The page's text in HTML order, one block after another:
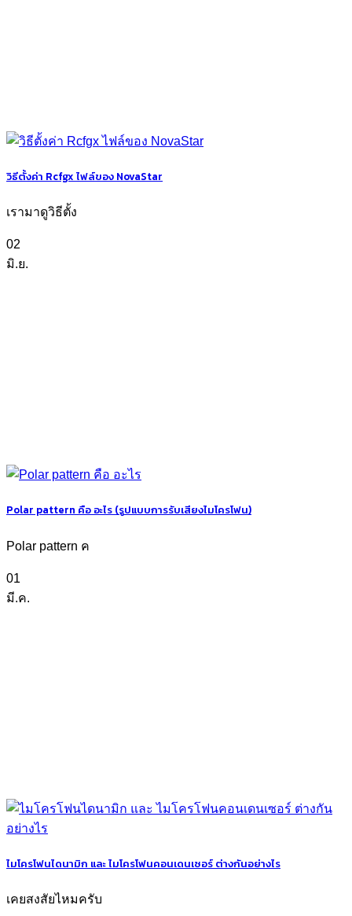
วิธีตั้งค่า Rcfgx ไฟล์ของ NovaStar
เรามาดูวิธีตั้ง
02
มิ.ย.
Polar pattern คือ อะไร (รูปแบบการรับเสียงไมโครโฟน)
Polar pattern ค
01
มี.ค.
ไมโครโฟนไดนามิก และ ไมโครโฟนคอนเดนเซอร์ ต่างกันอย่างไร
เคยสงสัยไหมครับ